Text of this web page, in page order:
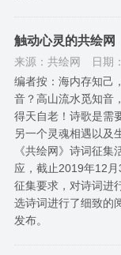
触动心灵的共绘网
来源：共绘网
日期
编者按：海内存知己
音？高山流水觅知音
得天自老！诗歌是需
另一个灵魂相遇以及
《共绘网》诗词征
应，截止2019年12
征集要求，对诗词进
选诗词进行了细致的
发布。